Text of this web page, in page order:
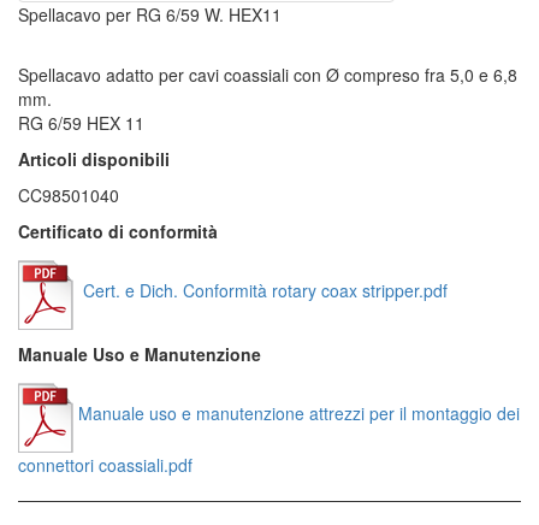
Spellacavo per RG 6/59 W. HEX11
Spellacavo adatto per cavi coassiali con Ø compreso fra 5,0 e 6,8
mm.
RG 6/59 HEX 11
Articoli disponibili
CC98501040
Certificato di conformità
Cert. e Dich. Conformità rotary coax stripper.pdf
Manuale Uso e Manutenzione
Manuale uso e manutenzione attrezzi per il montaggio dei
connettori coassiali.pdf